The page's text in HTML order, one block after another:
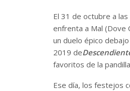
El 31 de octubre a
enfrenta a Mal (Dove
un duelo épico
2019 de
favoritos de la
Ese día, los festejos